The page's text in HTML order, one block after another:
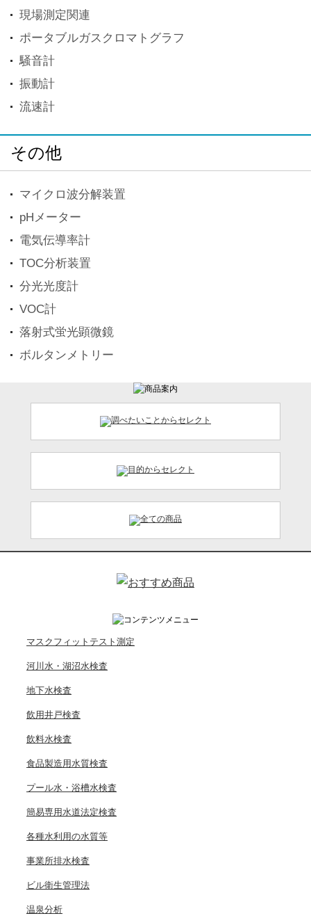
現場測定関連
ポータブルガスクロマトグラフ
騒音計
振動計
流速計
その他
マイクロ波分解装置
pHメーター
電気伝導率計
TOC分析装置
分光光度計
VOC計
落射式蛍光顕微鏡
ボルタンメトリー
マスクフィットテスト測定
河川水・湖沼水検査
地下水検査
飲用井戸検査
飲料水検査
食品製造用水質検査
プール水・浴槽水検査
簡易専用水道法定検査
各種水利用の水質等
事業所排水検査
ビル衛生管理法
温泉分析